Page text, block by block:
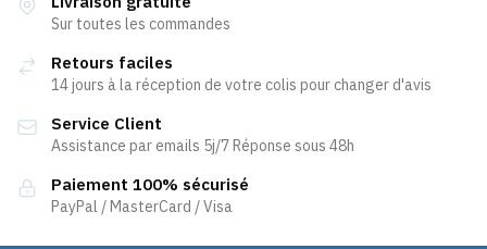
être
Sur toutes les commandes
Retours faciles
14 jours à la réception de votre colis pour changer d'avis
Service Client
Assistance par emails 5j/7 Réponse sous 48h
Paiement 100% sécurisé
PayPal / MasterCard / Visa